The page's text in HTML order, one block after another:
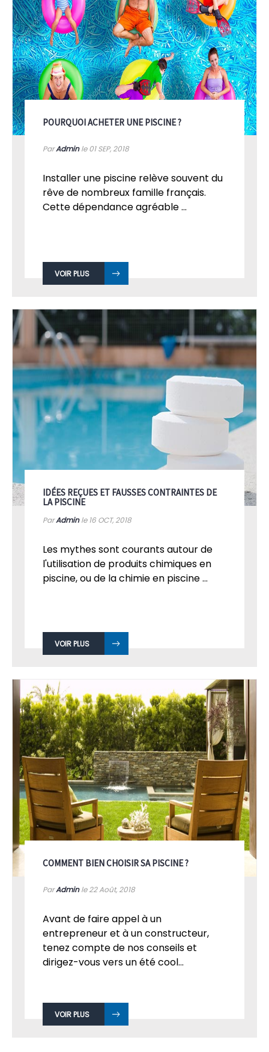
POURQUOI ACHETER UNE PISCINE ?
ParAdminle 01SEP, 2018
Installer une piscine relève souvent du
rêve de nombreux famille français.
Cette dépendance agréable ...
VOIR PLUS
IDÉES REÇUES ET FAUSSES CONTRAINTES DE
LA PISCINE
ParAdminle 16 OCT, 2018
Les mythes sont courants autour de
l'utilisation de produits chimiques en
piscine, ou de la chimie en piscine ...
VOIR PLUS
COMMENT BIEN CHOISIR SA PISCINE ?
ParAdminle 22Août, 2018
Avant de faire appel à un
entrepreneur et à un constructeur,
tenez compte de nos conseils et
dirigez-vous vers un été cool...
VOIR PLUS